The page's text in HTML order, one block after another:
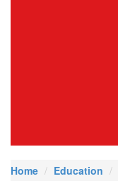
Home Education